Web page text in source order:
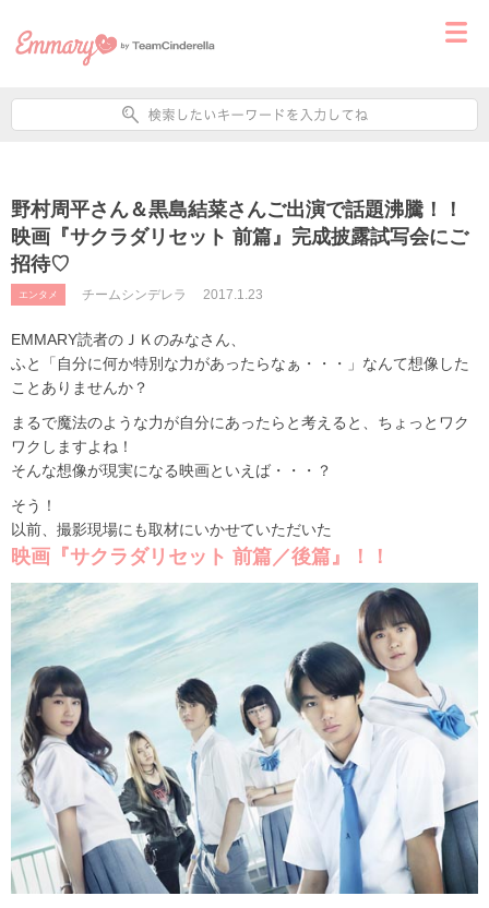
野村周平さん＆黒島結菜さんご出演で話題沸騰！！
映画『サクラダリセット 前篇』完成披露試写会にご
招待♡
エンタメ チームシンデレラ 2017.1.23
EMMARY読者のＪＫのみなさん、
ふと「自分に何か特別な力があったらなぁ・・・」なんて想像した
ことありませんか？
まるで魔法のような力が自分にあったらと考えると、ちょっとワク
ワクしますよね！
そんな想像が現実になる映画といえば・・・？
そう！
以前、撮影現場にも取材にいかせていただいた
映画『サクラダリセット 前篇／後篇』！！